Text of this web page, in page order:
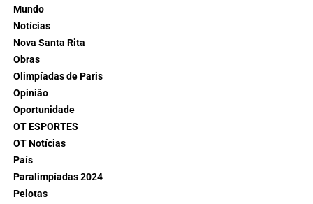
Mundo
Notícias
Nova Santa Rita
Obras
Olimpíadas de Paris
Opinião
Oportunidade
OT ESPORTES
OT Notícias
País
Paralimpíadas 2024
Pelotas